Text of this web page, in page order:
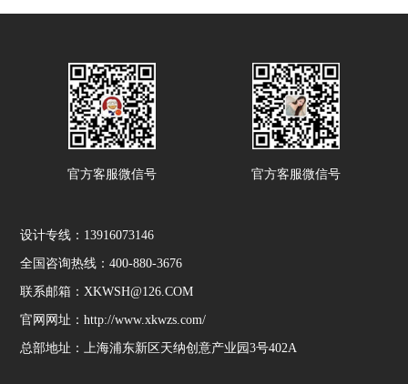
官方客服微信号 官方客服微信号
设计专线：13916073146
全国咨询热线：400-880-3676
联系邮箱：XKWSH@126.COM
官网网址：http://www.xkwzs.com/
总部地址：上海浦东新区天纳创意产业园3号402A